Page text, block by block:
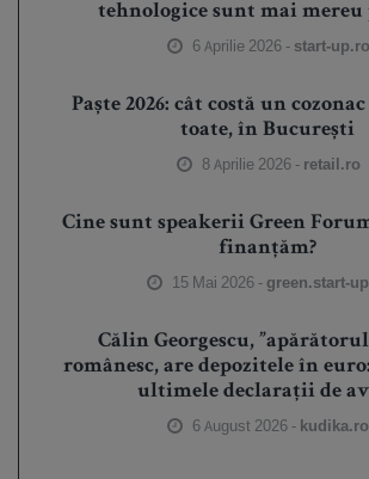
tehnologice sunt mai mereu
6 Aprilie 2026 - start-up.ro
Paște 2026: cât costă un
toate, în București
8 Aprilie 2026 - retail.ro
Cine sunt speakerii Green
finanțăm?
15 Mai 2026 - green.start-
Călin Georgescu,
românesc, are depozitele în
ultimele declarații de
6 August 2026 - kudika.ro